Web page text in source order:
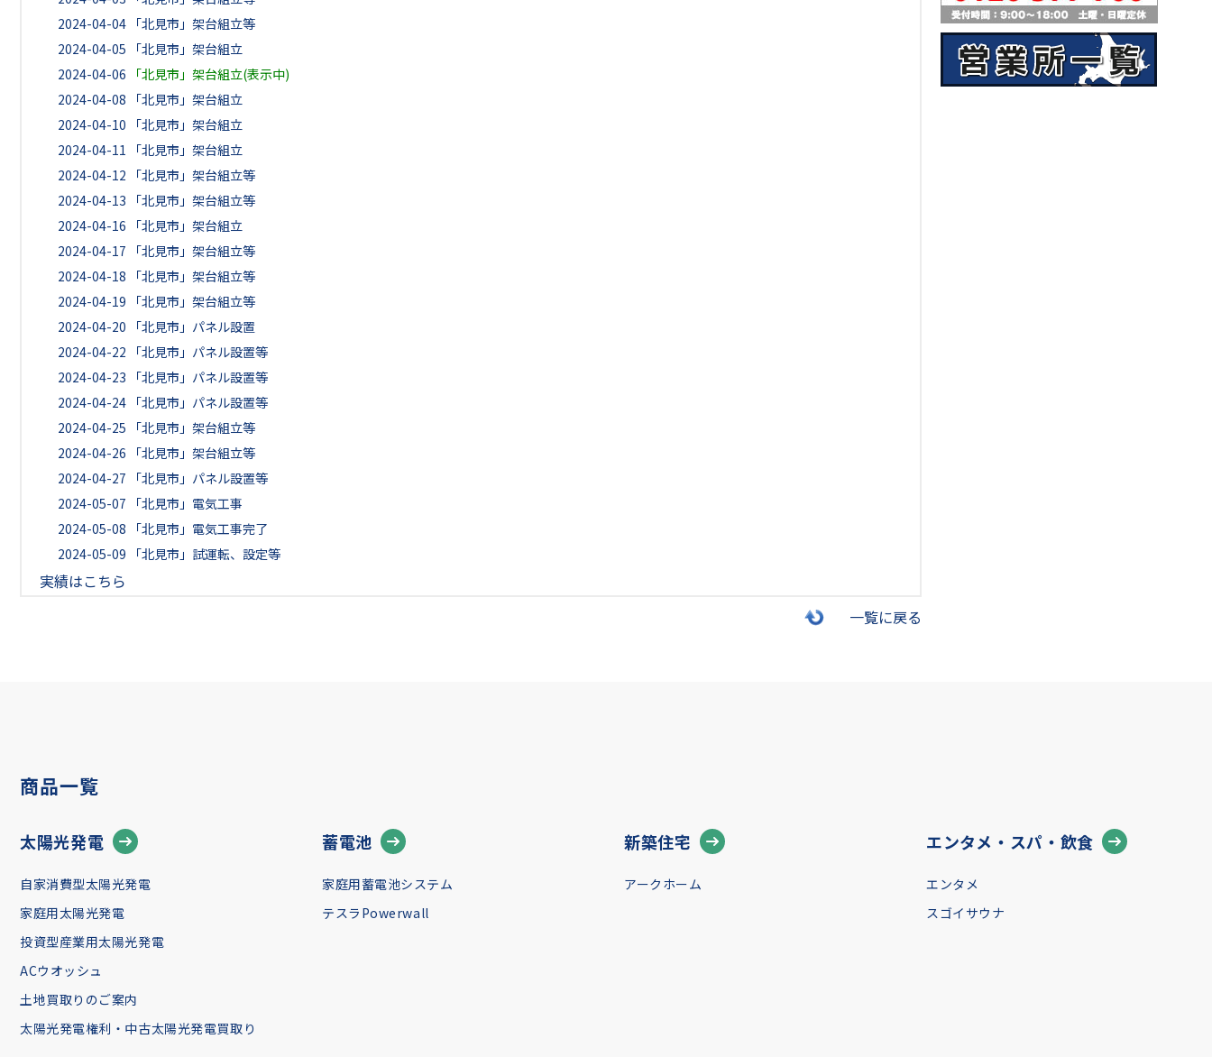
2024-04-04 「北見市」架台組立等
2024-04-05
「北見市」架台組立
2024-04-06
「北見市」架台組立(表示中)
2024-04-08
「北見市」架台組立
2024-04-10
「北見市」架台組立
2024-04-11
「北見市」架台組立
2024-04-12
「北見市」架台組立等
2024-04-13
「北見市」架台組立等
2024-04-16
「北見市」架台組立
2024-04-17
「北見市」架台組立等
2024-04-18
「北見市」架台組立等
2024-04-19
「北見市」架台組立等
2024-04-20
「北見市」パネル設置
2024-04-22
「北見市」パネル設置等
2024-04-23
「北見市」パネル設置等
2024-04-24 「北見市」パネル設置等
2024-04-25
「北見市」架台組立等
2024-04-26
「北見市」架台組立等
2024-04-27
「北見市」パネル設置等
2024-05-07
「北見市」電気工事
2024-05-08
「北見市」電気工事完了
2024-05-09
「北見市」試運転、設定等
実績はこちら
一覧に戻る
商品一覧
太陽光発電
自家消費型太陽光発電
家庭用太陽光発電
投資型産業用太陽光発電
ACウオッシュ
土地買取りのご案内
太陽光発電権利・中古太陽光発電買取り
蓄電池
家庭用蓄電池システム
テスラPowerwall
新築住宅
アークホーム
エンタメ・スパ・飲食
エンタメ
スゴイサウナ